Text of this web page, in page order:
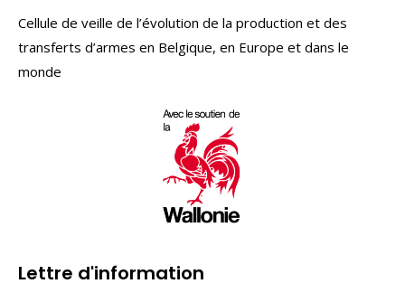
Cellule de veille de l’évolution de la production et des
transferts d’armes en Belgique, en Europe et dans le
monde
Lettre d'information